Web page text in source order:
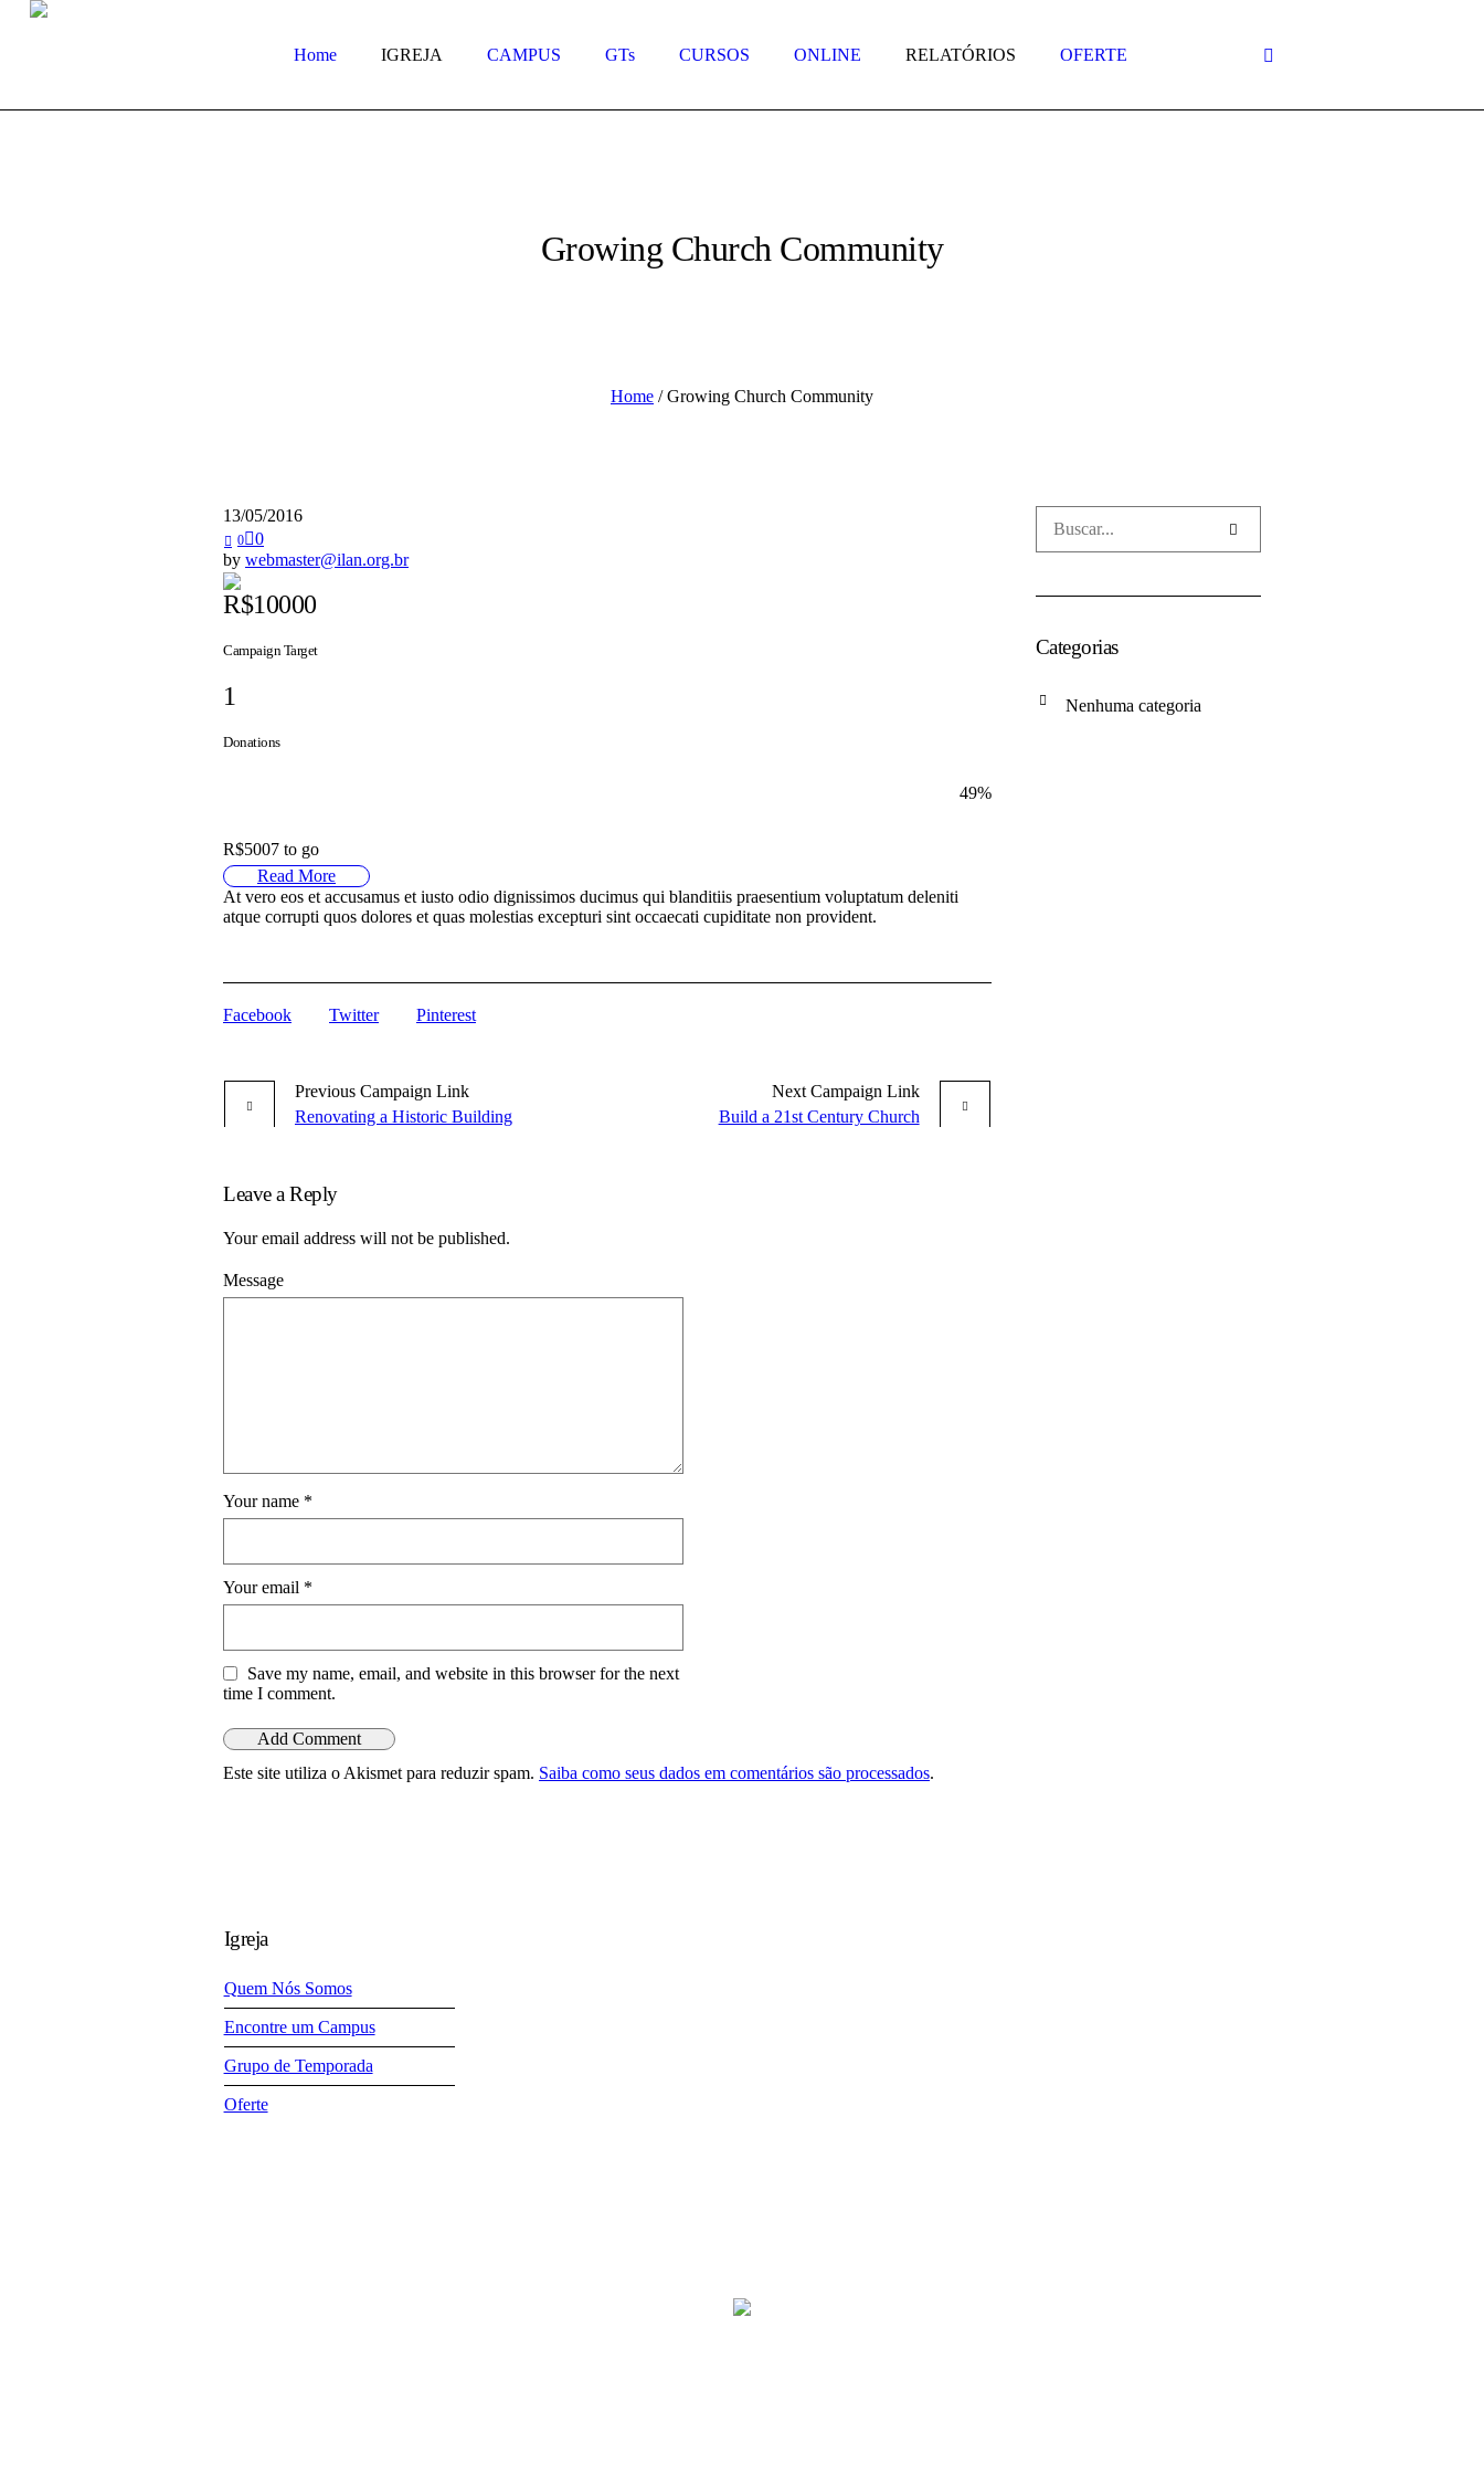
Home IGREJA CAMPUS GTs CURSOS ONLINE RELATÓRIOS OFERTE
Growing Church Community
Home /Growing Church Community
13/05/2016
0
0
by webmaster@ilan.org.br
R$10000
Campaign Target
1
Donations
49%
R$5007 to go
Read More
At vero eos et accusamus et iusto odio dignissimos ducimus qui blanditiis praesentium voluptatum deleniti
atque corrupti quos dolores et quas molestias excepturi sint occaecati cupiditate non provident.
Facebook Twitter Pinterest
Previous Campaign Link
Renovating a Historic Building
NextCampaign Link
Build a 21st Century Church
Leave a Reply
Your email address will not be published.
Message
Your name *
Your email *
Save my name, email, and website in this browser for the next
time I comment.
Este site utiliza o Akismet para reduzir spam. Saiba como seus dados em comentários são processados.
Categorias
Nenhuma categoria
Igreja
Quem Nós Somos
Encontre um Campus
Grupo de Temporada
Oferte